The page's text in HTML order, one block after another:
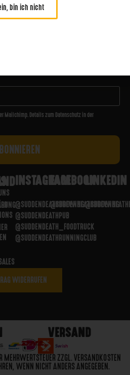
Mailchimp. Details zum Datenschutz in der
INSTAGRAM
@SUDDENDEATHBREWING
@SUDDENDEATHPUB
@SUDDENDEATH_FOODTRUCK
@SUDDENDEATHRUNNINGCLUB
FACEBOOK
@SUDDENDEATHBREWING
LINKEDIN
WIDERRUFEN
VERSAND
ZZGL. VERSANDKOSTEN
WENN NICHT ANDERS ANGEGEBEN.
bin ich nicht